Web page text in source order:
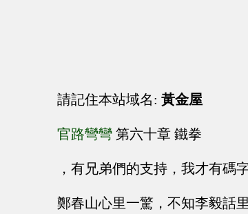
請記住本站域名: 黃金屋
官路彎彎 第六十章 鐵拳
，有兄弟們的支持，我才有碼
鄭春山心里一驚，不知李毅話